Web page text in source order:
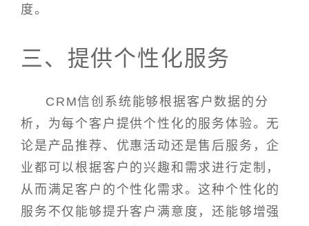
度。
三、提供个性化服务
CRM信创系统能够根据客户数据的分
析，为每个客户提供个性化的服务体验。无
论是产品推荐、优惠活动还是售后服务，企
业都可以根据客户的兴趣和需求进行定制，
从而满足客户的个性化需求。这种个性化的
服务不仅能够提升客户满意度，还能够增强